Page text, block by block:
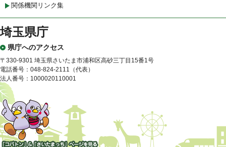
関係機関リンク集
埼玉県庁
県庁へのアクセス
〒330-9301 埼玉県さいたま市浦和区高砂三丁目15番1号
電話番号：048-824-2111（代表）
法人番号：1000020110001